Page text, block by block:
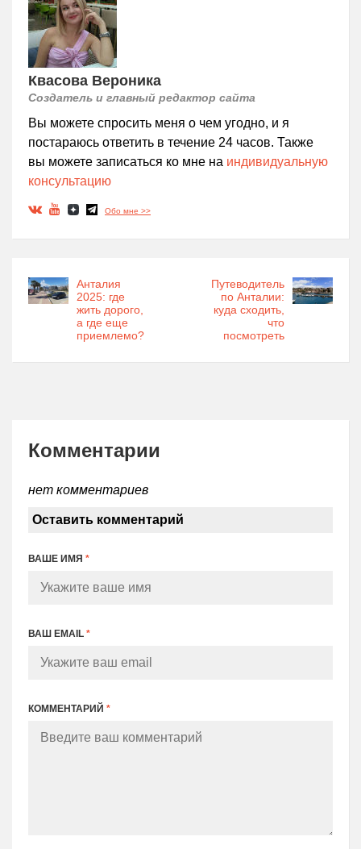
Квасова Вероника
Создатель и главный редактор сайта
Вы можете спросить меня о чем угодно, и я
постараюсь ответить в течение 24 часов. Также
вы можете записаться ко мне на индивидуальную
консультацию
Обо мне >>
Анталия
2025: где
жить дорого,
а где еще
приемлемо?
Путеводитель
по Анталии:
куда сходить,
что
посмотреть
Комментарии
нет комментариев
Оставить комментарий
ВАШЕ ИМЯ *
ВАШ EMAIL *
КОММЕНТАРИЙ *